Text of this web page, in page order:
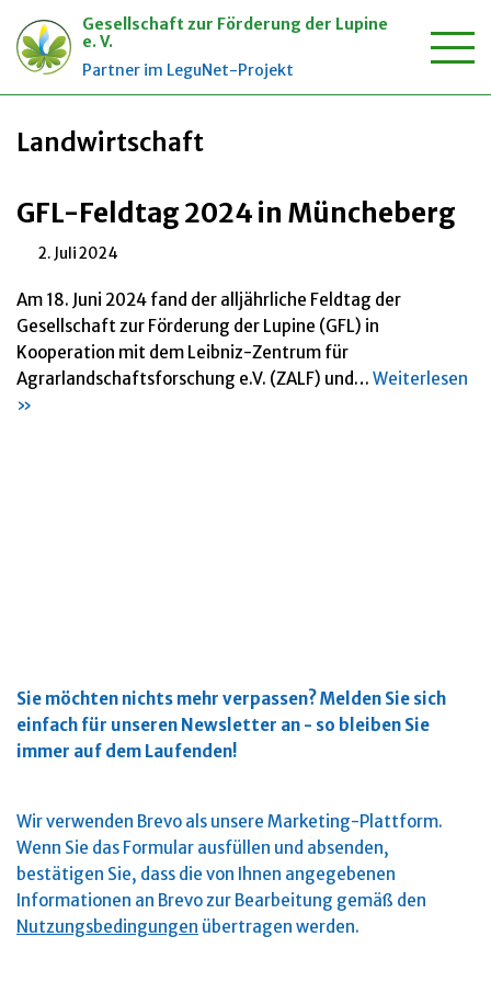
Zum
Gesellschaft zur Förderung der Lupine
e. V.
Partner im LeguNet-Projekt
Startseite»Landwirtschaft
Landwirtschaft
GFL-Feldtag 2024 in Müncheberg
2. Juli 2024
Am 18. Juni 2024 fand der alljährliche Feldtag der
Gesellschaft zur Förderung der Lupine (GFL) in
Kooperation mit dem Leibniz-Zentrum für
Agrarlandschaftsforschung e.V. (ZALF) und… Weiterlesen
»
Sie möchten nichts mehr verpassen?Melden Sie sich
einfach für unseren Newsletter an - so bleiben Sie
immer auf dem Laufenden!
Wir verwenden Brevo als unsere Marketing-Plattform.
Wenn Sie das Formular ausfüllen und absenden,
bestätigen Sie, dass die von Ihnen angegebenen
Informationen an Brevo zur Bearbeitung gemäß den
Nutzungsbedingungen übertragen werden.